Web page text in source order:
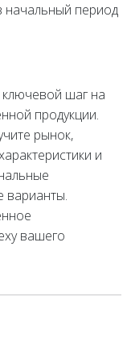
начальный период
шаг на
продукции.
рынок,
и
варианты.
вашего